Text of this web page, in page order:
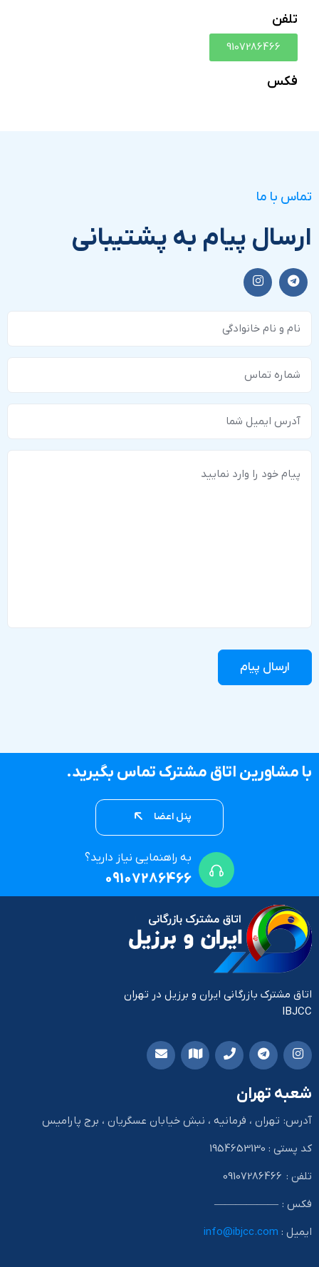
تلفن
9107286466
فکس
تماس با ما
ارسال پیام به پشتیبانی
با مشاورین اتاق مشترک تماس بگیرید.
پنل اعضا
به راهنمایی نیاز دارید؟
09107286466
اتاق مشترک بازرگانی ایران و برزیل در تهران
IBJCC
شعبه تهران
آدرس: تهران ، فرمانیه ، نبش خیابان عسگریان ، برج پارامیس
کد پستی : 1954653130
تلفن : 09107286466
فکس : ——————
ایمیل : info@ibjcc.com